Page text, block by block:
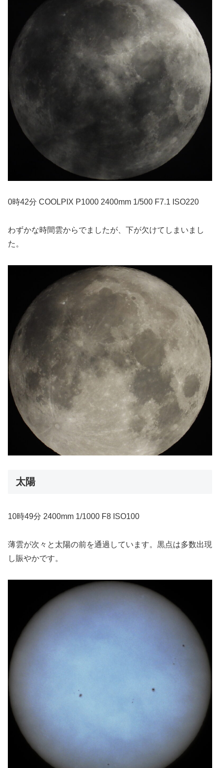
0時42分 COOLPIX P1000 2400mm 1/500 F7.1 ISO220
わずかな時間雲からでましたが、下が欠けてしまいまし
た。
太陽
10時49分 2400mm 1/1000 F8 ISO100
薄雲が次々と太陽の前を通過しています。黒点は多数出現
し賑やかです。